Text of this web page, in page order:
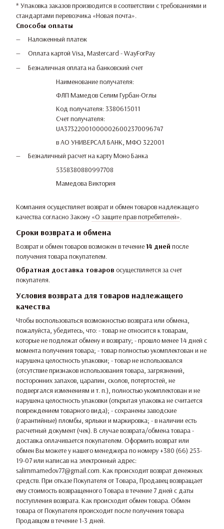
* Упаковка заказов производится в соответствии с требованиями и
стандартами перевозчика «Новая почта».
Способы оплаты
Наложенный платеж
Оплата картой Visa, Mastercard - WayForPay
Безналичная оплата на банковский счет
Наименование получателя:
ФЛП Мамедов Селим Гурбан-Оглы
Код получателя: 3380615011
Счет получателя:
UA373220010000026002370096747
в АО УНИВЕРСАЛ БАНК, МФО 322001
Безналичный расчет на карту Моно Банка
5358380880997708
Мамедова Виктория
Компания осуществляет возврат и обмен товаров надлежащего
качества согласно Закону «О защите прав потребителей».
Сроки возврата и обмена
Возврат и обмен товаров возможен в течение14 дней после
получения товара покупателем.
Обратная доставка товаров осуществляется за счет
покупателя.
Условия возврата для товаров надлежащего
качества
Чтобы воспользоваться возможностью возврата или обмена,
пожалуйста, убедитесь, что: - товар не относится к товарам,
которые не подлежат обмену и возврату; - прошло менее 14 дней с
момента получения товара; - товар полностью укомплектован и не
нарушена целостность упаковки; - товар не использовался
(отсутствие признаков использования товара, загрязнений,
посторонних запахов, царапин, сколов, потертостей, не
подвергался изменениям и т. п.), полностью укомплектован и не
нарушена целостность упаковки (открытая упаковка не считается
повреждением товарного вида); - сохранены заводские
(гарантийные) пломбы, ярлыки и маркировка; - в наличии есть
расчетный документ (чек). В случае возврата/обмена товара -
доставка оплачивается покупателем. Оформить возврат или
обмен Вы можете у нашего менеджера по номеру +380 (66) 253-
19-07 или написав на электронный адрес:
salimmamedov77@gmail.com. Как происходит возврат денежных
средств. При отказе Покупателя от Товара, Продавец возвращает
ему стоимость возвращенного Товара в течение 7 дней с даты
поступления возврата. Как происходит обмен товара. Обмен
товара от Покупателя происходит после получения товара
Продавцом в течение 1-3 дней.